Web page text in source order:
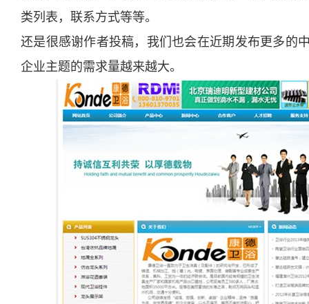
类列表，联系方式等等。
还是很感谢作者投稿，我们也会在近期发布更多的
企业主题的需求量越来越大。